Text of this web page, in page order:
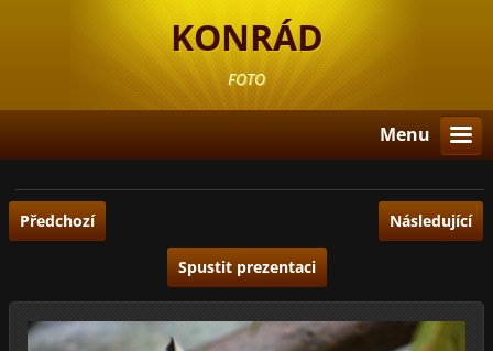
KONRÁD
FOTO
Menu
Předchozí Následující
Spustit prezentaci